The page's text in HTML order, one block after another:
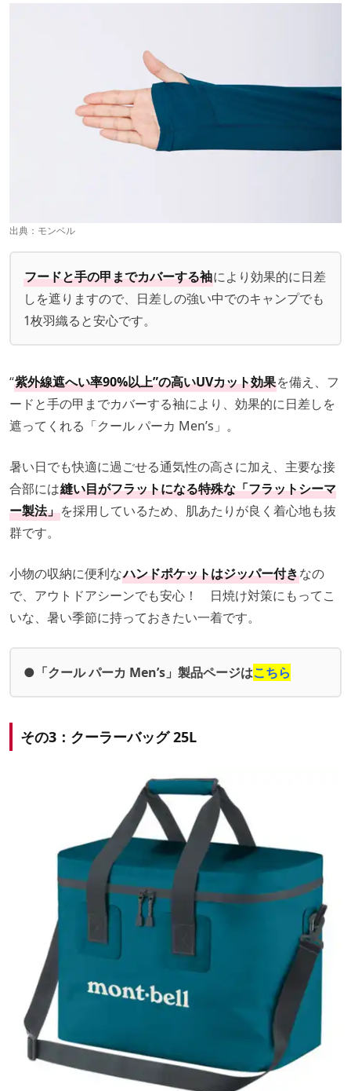
出典： モンベル
フードと手の甲までカバーする袖により効果的に日差
しを遮りますので、日差しの強い中でのキャンプでも
1枚羽織ると安心です。
“紫外線遮へい率90%以上”の高いUVカット効果を備え、フ
ードと手の甲までカバーする袖により、効果的に日差しを
遮ってくれる「クール パーカ Men’s」。
暑い日でも快適に過ごせる通気性の高さに加え、主要な接
合部には縫い目がフラットになる特殊な「フラットシーマ
ー製法」を採用しているため、肌あたりが良く着心地も抜
群です。
小物の収納に便利なハンドポケットはジッパー付きなの
で、アウトドアシーンでも安心！ 日焼け対策にもってこ
いな、暑い季節に持っておきたい一着です。
●「クール パーカ Men’s」製品ページはこちら
その3：クーラーバッグ 25L